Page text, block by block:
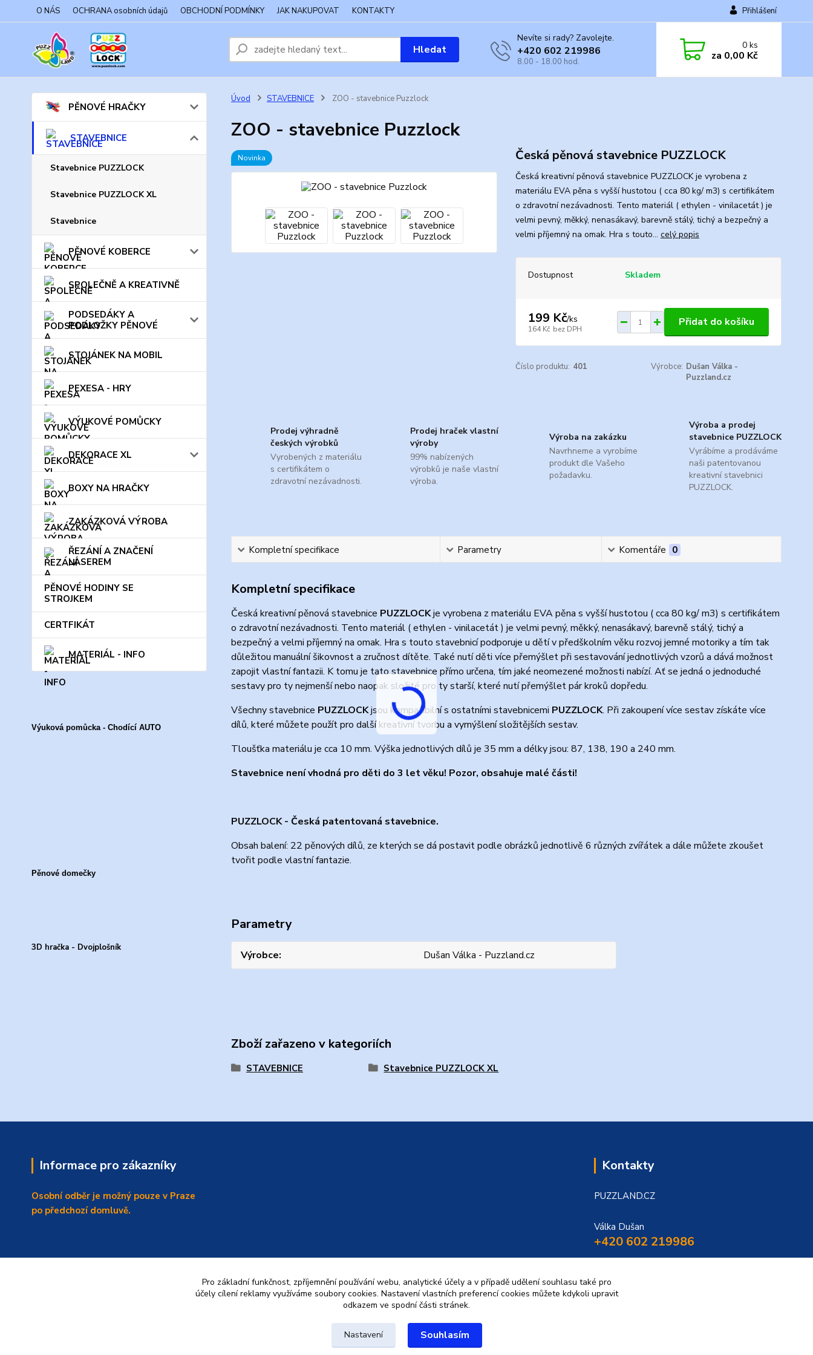
O NÁS OCHRANA osobních údajů OBCHODNÍ PODMÍNKY JAK NAKUPOVAT KONTAKTY Přihlášení
Hledat
Nevíte si rady? Zavolejte.
+420 602 219986
8.00 - 18.00 hod.
0ks
za 0,00 Kč
PĚNOVÉ HRAČKY
STAVEBNICE
Stavebnice PUZZLOCK
Stavebnice PUZZLOCK XL
Stavebnice
PĚNOVÉ KOBERCE
SPOLEČNĚ A KREATIVNĚ
PODSEDÁKY A
PODLOŽKY PĚNOVÉ
STOJÁNEK NA MOBIL
PEXESA - HRY
VÝUKOVÉ POMŮCKY
DEKORACE XL
BOXY NA HRAČKY
ZAKÁZKOVÁ VÝROBA
ŘEZÁNÍ A ZNAČENÍ
LASEREM
PĚNOVÉ HODINY SE
STROJKEM
CERTFIKÁT
MATERIÁL - INFO
Výuková pomůcka - Chodící AUTO
Pěnové domečky
3D hračka - Dvojplošník
Úvod STAVEBNICE ZOO - stavebnice Puzzlock
ZOO - stavebnice Puzzlock
Novinka Česká pěnová stavebnice PUZZLOCK
Česká kreativní pěnová stavebnice PUZZLOCK je vyrobena z
materiálu EVA pěna s vyšší hustotou ( cca 80 kg/ m3) s certifikátem
o zdravotní nezávadnosti. Tento materiál ( ethylen - vinilacetát ) je
velmi pevný, měkký, nenasákavý, barevně stálý, tichý a bezpečný a
velmi příjemný na omak. Hra s touto... celý popis
Dostupnost Skladem
199 Kč/ks
164 Kč bez DPH
Přidat do košíku
Číslo produktu: 401 Výrobce: Dušan Válka -
Puzzland.cz
Prodej výhradně
českých výrobků
Vyrobených z materiálu
s certifikátem o
zdravotní nezávadnosti.
Prodej hraček vlastní
výroby
99% nabízených
výrobků je naše vlastní
výroba.
Výroba na zakázku
Navrhneme a vyrobíme
produkt dle Vašeho
požadavku.
Výroba a prodej
stavebnice PUZZLOCK
Vyrábíme a prodáváme
naši patentovanou
kreativní stavebnici
PUZZLOCK.
Kompletní specifikace Parametry Komentáře 0
Kompletní specifikace
Česká kreativní pěnová stavebnice PUZZLOCKje vyrobena z materiálu EVA pěna s vyšší hustotou ( cca 80 kg/ m3) s certifikátem
o zdravotní nezávadnosti. Tento materiál ( ethylen - vinilacetát ) je velmi pevný, měkký, nenasákavý, barevně stálý, tichý a
bezpečný a velmi příjemný na omak. Hra s touto stavebnicí podporuje u dětí v předškolním věku rozvoj jemné motoriky a tím tak
důležitou manuální šikovnost a zručnost dítěte. Také nutí děti více přemýšlet při sestavování jednotlivých vzorů a dává možnost
zapojit vlastní fantazii. K tomu je tato stavebnice přímo určena, tím jaké neomezené možnosti nabízí. Ať se jedná o jednoduché
sestavy pro ty nejmenší nebo naopak složité pro ty starší, které nutí přemýšlet pár kroků dopředu.
Všechny stavebnice PUZZLOCKjsou kompatibilní s ostatními stavebnicemi PUZZLOCK. Při zakoupení více sestav získáte více
dílů, které můžete použít pro další kreativní tvorbu a vymýšlení složitějších sestav.
Tloušťka materiálu je cca 10 mm. Výška jednotlivých dílů je 35 mm a délky jsou: 87, 138, 190 a 240 mm.
Stavebnice není vhodná pro děti do 3 let věku! Pozor, obsahuje malé části!
PUZZLOCK - Česká patentovaná stavebnice.
Obsah balení: 22 pěnových dílů, ze kterých se dá postavit podle obrázků jednotlivě 6 různých zvířátek a dále můžete zkoušet
tvořit podle vlastní fantazie.
Parametry
Výrobce Dušan Válka - Puzzland.cz
Zboží zařazeno v kategoriích
STAVEBNICE Stavebnice PUZZLOCK XL
Informace pro zákazníky
Osobní odběr je možný pouze v Praze
po předchozí domluvě.
Kontakty
PUZZLAND.CZ
Válka Dušan
+420 602 219986
Pro základní funkčnost, zpříjemnění používání webu, analytické účely a v případě udělení souhlasu také pro
účely cílení reklamy využíváme soubory cookies. Nastavení vlastních preferencí cookies můžete kdykoli upravit
odkazem ve spodní části stránek.
Nastavení Souhlasím